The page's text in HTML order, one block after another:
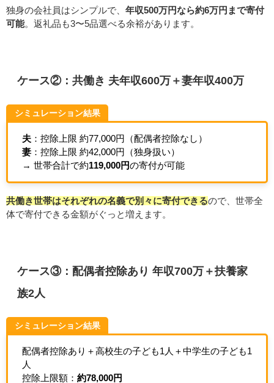
独身の会社員はシンプルで、 年収500万円なら約6万円まで寄付
可能。返礼品も3〜5品選べる余裕があります。
ケース②：共働き 夫年収600万＋妻年収400万
シミュレーション結果
夫：控除上限 約77,000円（配偶者控除なし）
妻：控除上限 約42,000円（独身扱い）
→ 世帯合計で約119,000円の寄付が可能
共働き世帯はそれぞれの名義で別々に寄付できるので、世帯全
体で寄付できる金額がぐっと増えます。
ケース③：配偶者控除あり 年収700万＋扶養家
族2人
シミュレーション結果
配偶者控除あり＋高校生の子ども1人＋中学生の子ども1
人
控除上限額： 約78,000円